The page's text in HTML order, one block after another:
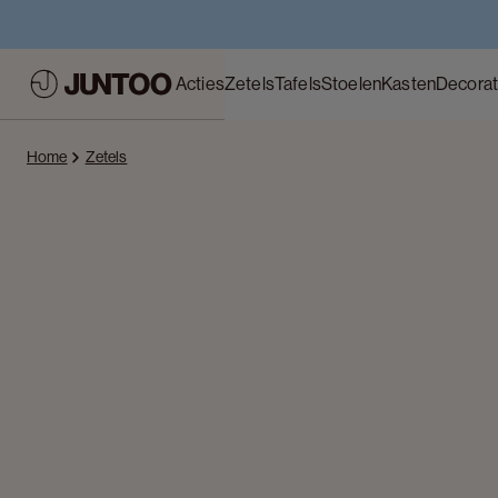
ActiesZetelsTafelsStoelenKasten
Home Zetels